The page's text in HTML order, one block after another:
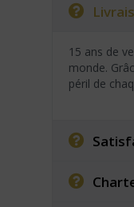
15 ans de
monde.
péril de